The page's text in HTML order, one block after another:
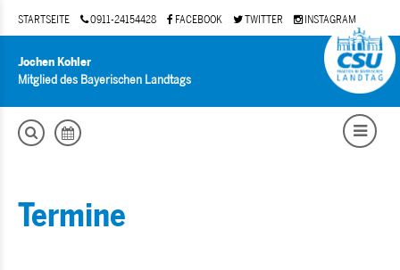
STARTSEITE 0911-24154428 FACEBOOK TWITTER INSTAGRAM
Jochen Kohler
Mitglied des Bayerischen Landtags
Termine